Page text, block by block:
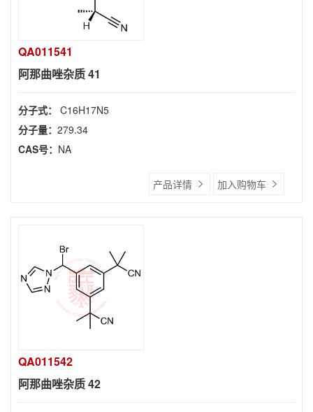
QA011541
阿那曲唑杂质 41
分子式： C16H17N5
分子量： 279.34
CAS号： NA
产品详情 加入购物车
QA011542
阿那曲唑杂质 42